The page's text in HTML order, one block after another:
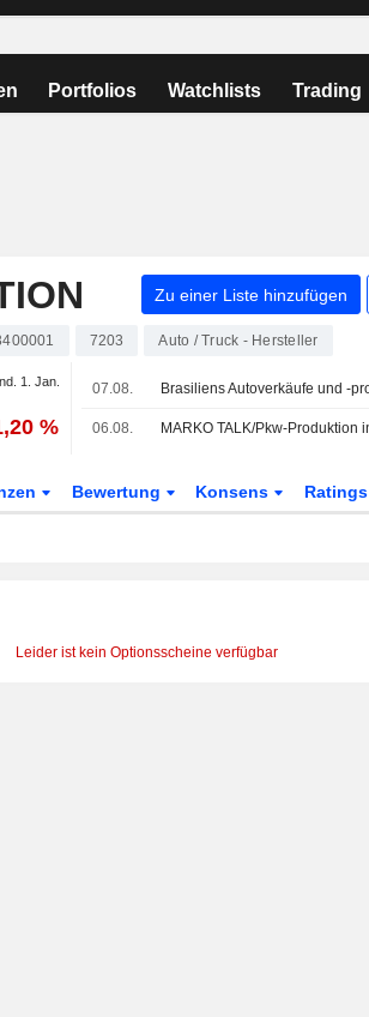
Portfolios Watchlists Trading
Zu einer Liste hinzufügen
7203 Auto / Truck - Hersteller
1. Jan.
%
07.08.
06.08.
Bewertung Konsens Ratings
Leider ist kein Optionsscheine verfügbar